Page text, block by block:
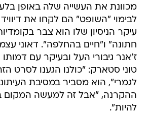
מכוונת את העשייה שלה באופן
לבימוי "השופט" הם לקחו את
עיקר הניסיון שלו הוא צבר
חתונה" ו"חיים בהחלפה". דאוני
ז'אנר גיבורי העל ובעיקר עם דמותו
טוני סטארק: "כולנו הגענו לסרט
לגמרי", הוא מסביר במסיבת
ההקרנה, "אבל זה למעשה המקום
להיות".